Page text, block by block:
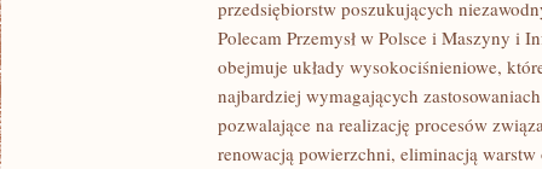
przedsiębiorstw poszukujących
Polecam Przemysł w Polsce i Maszyny i
obejmuje układy wysokociśnieniowe,
najbardziej wymagających
pozwalające na realizację procesów
renowacją powierzchni, eliminacją